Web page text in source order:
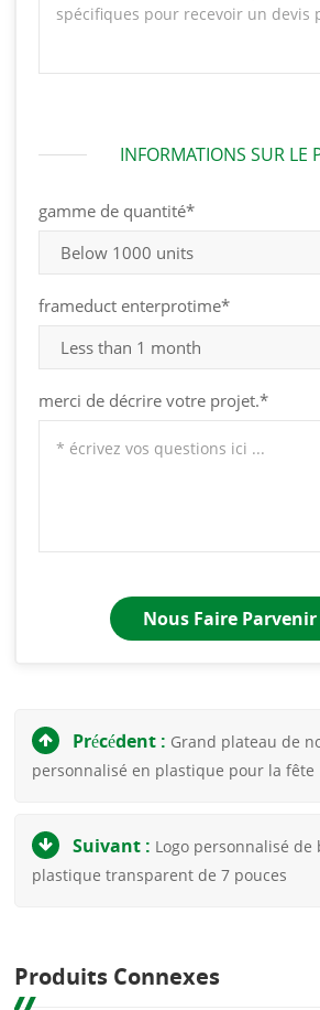
INFORMATIONS SUR LE
gamme de quantité*
frameduct enterprotime*
merci de décrire votre projet.*
Nous Faire Parvenir
Précédent : Grand plateau de
personnalisé en plastique pour la fête
Suivant : Logo personnalisé de
plastique transparent de 7 pouces
Produits Connexes